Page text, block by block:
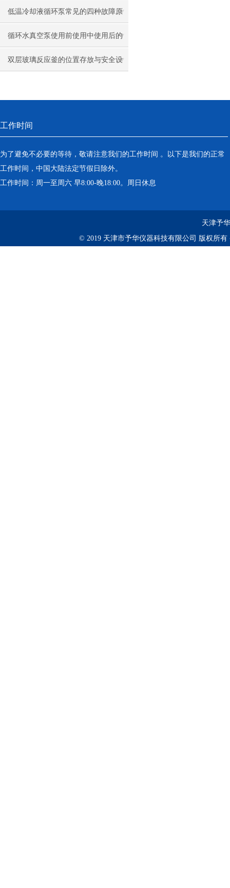
不锈钢结构
低温冷却液循环泵常见的四种故障原
因及解决方法
循环水真空泵使用前使用中使用后的
要点及注意事项
双层玻璃反应釜的位置存放与安全设
工作时间
为了避免不必要的等待，敬请注意我们的工作时间 。以下是我们的正常
工作时间，中国大陆法定节假日除外。
工作时间：周一至周六 早8:00-晚18:00。周日休息
天津予
© 2019 天津市予华仪器科技有限公司 版权所有